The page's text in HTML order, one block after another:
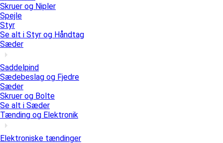
Skruer og Nipler
Spejle
Styr
Se alt i Styr og Håndtag
Sæder
Saddelpind
Sædebeslag og Fjedre
Sæder
Skruer og Bolte
Se alt i Sæder
Tænding og Elektronik
Elektroniske tændinger